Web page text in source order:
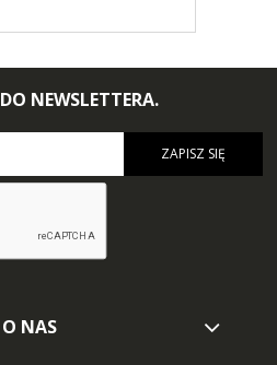
NEWSLETTERA.
ZAPISZ SIĘ
O NAS